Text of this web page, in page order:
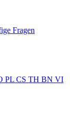
Fragen
PL CS TH BN VI